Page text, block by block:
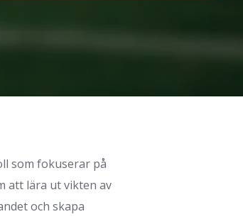
som fokuserar på
att lära ut vikten av
och skapa